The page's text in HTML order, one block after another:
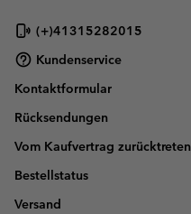
(+)41315282015
Kundenservice
Kontaktformular
Rücksendungen
Vom Kaufvertrag zurücktreten
Bestellstatus
Versand